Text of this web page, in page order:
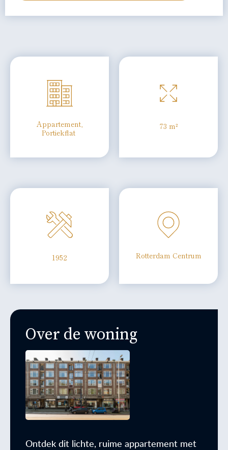
Appartement,
Portiekflat
73 m²
1952 Rotterdam Centrum
Over de woning
Ontdek dit lichte, ruime appartement met